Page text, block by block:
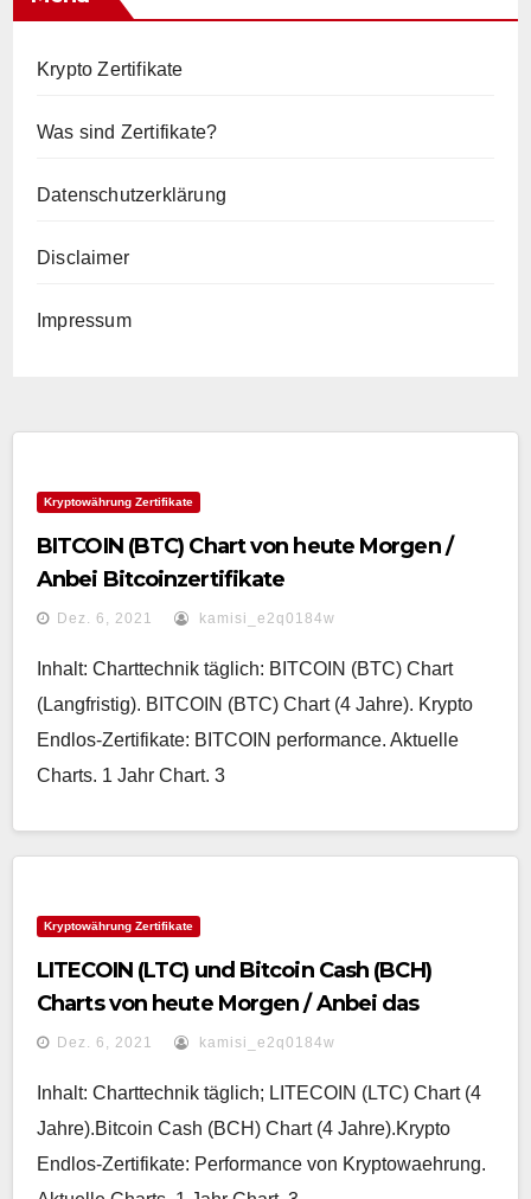
Krypto Zertifikate
Was sind Zertifikate?
Datenschutzerklärung
Disclaimer
Impressum
Kryptowährung Zertifikate
BITCOIN (BTC) Chart von heute Morgen /
Anbei Bitcoinzertifikate
Dez. 6, 2021 kamisi_e2q0184w
Inhalt: Charttechnik täglich: BITCOIN (BTC) Chart
(Langfristig). BITCOIN (BTC) Chart (4 Jahre). Krypto
Endlos-Zertifikate: BITCOIN performance. Aktuelle
Charts. 1 Jahr Chart. 3
Kryptowährung Zertifikate
LITECOIN (LTC) und Bitcoin Cash (BCH)
Charts von heute Morgen / Anbei das
gemeinsame Zertifikat „Performance von
Dez. 6, 2021 kamisi_e2q0184w
Inhalt: Charttechnik täglich; LITECOIN (LTC) Chart (4
Jahre).Bitcoin Cash (BCH) Chart (4 Jahre).Krypto
Endlos-Zertifikate: Performance von Kryptowaehrung.